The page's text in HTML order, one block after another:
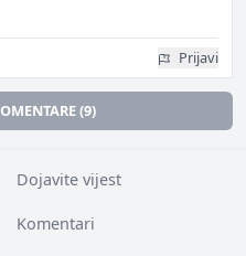
Prijavi
(9)
Dojavite vijest
Komentari